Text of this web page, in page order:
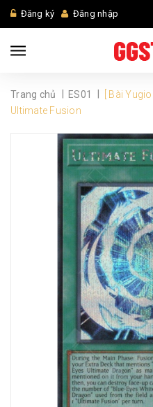
Đăng ký Đăng nhập
Trang chủ ES01
[ Bài
Ultimate Fusion